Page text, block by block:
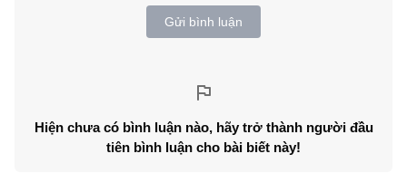
Gửi bình luận
Hiện chưa có bình luận nào, hãy trở thành người đầu
tiên bình luận cho bài biết này!